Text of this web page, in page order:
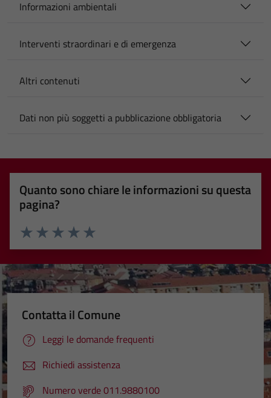
Informazioni ambientali
Interventi straordinari e di emergenza
Altri contenuti
Dati non più soggetti a pubblicazione obbligatoria
Quanto sono chiare le informazioni su questa
pagina?
Valuta 5 stelle su 5
Valuta 4 stelle su 5
Valuta 3 stelle su 5
Valuta 2 stelle su 5
Valuta 1 stelle su 5
Contatta il Comune
Leggi le domande frequenti
Richiedi assistenza
Numero verde 011.9880100